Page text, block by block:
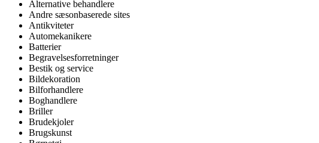
Alternative behandlere
Andre sæsonbaserede sites
Antikviteter
Automekanikere
Batterier
Begravelsesforretninger
Bestik og service
Bildekoration
Bilforhandlere
Boghandlere
Briller
Brudekjoler
Brugskunst